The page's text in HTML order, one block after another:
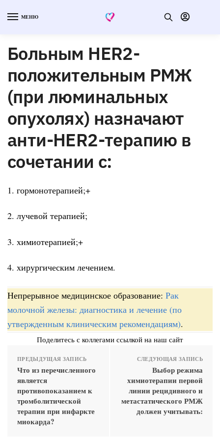
МЕНЮ
Больным HER2-
положительным РМЖ
(при люминальных
опухолях) назначают
анти-HER2-терапию в
сочетании с:
1. гормонотерапией;+
2. лучевой терапией;
3. химиотерапией;+
4. хирургическим лечением.
Непрерывное медицинское образование: Рак
молочной железы: диагностика и лечение (по
утвержденным клиническим рекомендациям).
Поделитесь с коллегами ссылкой на наш сайт
ПРЕДЫДУЩАЯ ЗАПИСЬ
Что из перечисленного
является
противопоказанием к
тромболитической
терапии при инфаркте
миокарда?
СЛЕДУЮЩАЯ ЗАПИСЬ
Выбор режима
химиотерапии первой
линии рецидивного и
метастатического РМЖ
должен учитывать: